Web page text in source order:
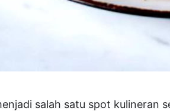
salah satu spot kulineran